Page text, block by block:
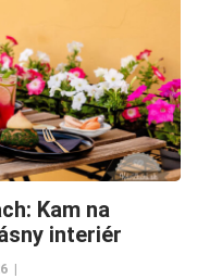
Kam na
interiér